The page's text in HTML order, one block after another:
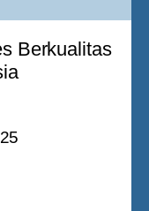
Berkualitas